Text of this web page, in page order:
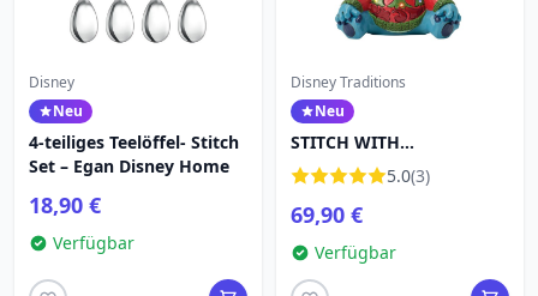
Disney
Neu
4-teiliges Teelöffel- Stitch
Set – Egan Disney Home
18,90 €
Verfügbar
Disney Traditions
Neu
STITCH WITH
WEIHNACHTEN SWULLER
(LED) - DISNEY
TRADITIONS
5.0(3)
69,90 €
Verfügbar